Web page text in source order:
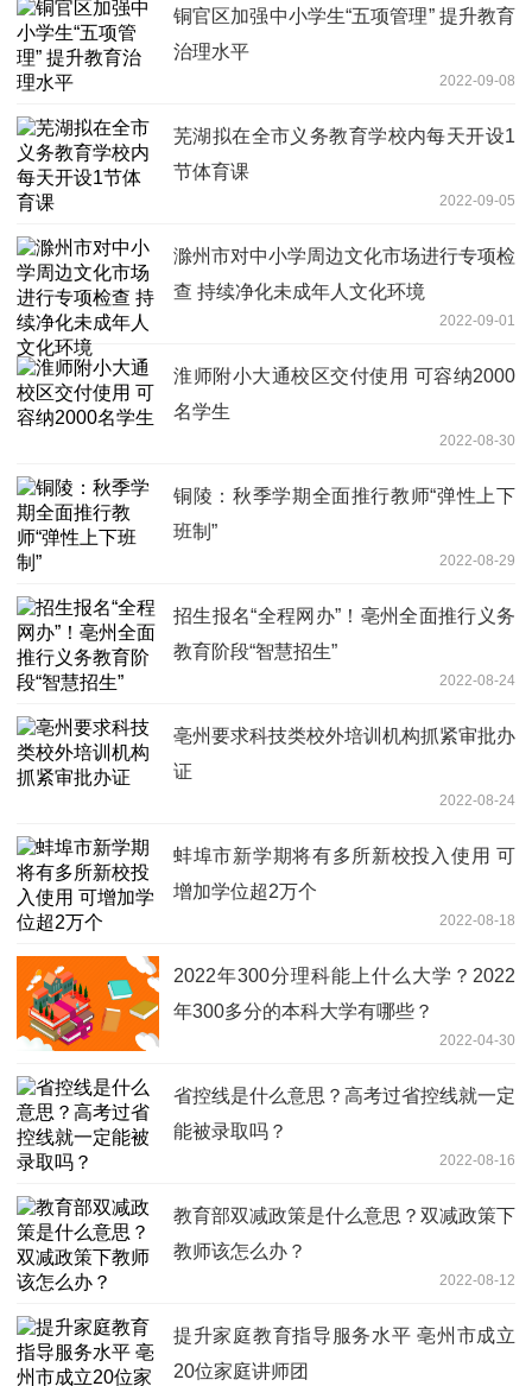
铜官区加强中小学生“五项管理” 提升教育
治理水平
2022-09-08
芜湖拟在全市义务教育学校内每天开设1
节体育课
2022-09-05
滁州市对中小学周边文化市场进行专项检
查 持续净化未成年人文化环境
2022-09-01
淮师附小大通校区交付使用 可容纳2000
名学生
2022-08-30
铜陵：秋季学期全面推行教师“弹性上下
班制”
2022-08-29
招生报名“全程网办”！亳州全面推行义务
教育阶段“智慧招生”
2022-08-24
亳州要求科技类校外培训机构抓紧审批办
证
2022-08-24
蚌埠市新学期将有多所新校投入使用 可
增加学位超2万个
2022-08-18
2022年300分理科能上什么大学？2022
年300多分的本科大学有哪些？
2022-04-30
省控线是什么意思？高考过省控线就一定
能被录取吗？
2022-08-16
教育部双减政策是什么意思？双减政策下
教师该怎么办？
2022-08-12
提升家庭教育指导服务水平 亳州市成立
20位家庭讲师团